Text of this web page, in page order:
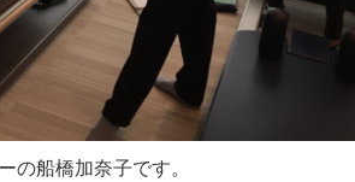
船橋加奈子です。